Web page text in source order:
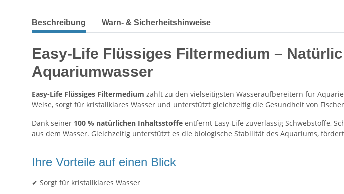
Beschreibung Warn- & Sicherheitshinweise
Easy-Life Flüssiges Filtermedium –
Aquariumwasser
Easy-Life Flüssiges Filtermedium zählt zu den vielseitigsten Wasseraufbereitern für
Weise, sorgt für kristallklares Wasser und unterstützt gleichzeitig die Gesundheit von
Dank seiner 100 % natürlichen Inhaltsstoffe entfernt Easy-Life zuverlässig Schwebstoffe,
aus dem Wasser. Gleichzeitig unterstützt es die biologische Stabilität des Aquariums,
Ihre Vorteile auf einen Blick
✔ Sorgt für kristallklares Wasser